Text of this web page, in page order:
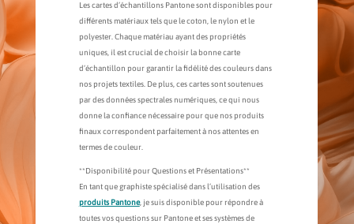
Les cartes d’échantillons Pantone sont disponibles pour
différents matériaux tels que le coton, le nylon et le
polyester. Chaque matériau ayant des propriétés
uniques, il est crucial de choisir la bonne carte
d’échantillon pour garantir la fidélité des couleurs dans
nos projets textiles. De plus, ces cartes sont soutenues
par des données spectrales numériques, ce qui nous
donne la confiance nécessaire pour que nos produits
finaux correspondent parfaitement à nos attentes en
termes de couleur.
**Disponibilité pour Questions et Présentations**
En tant que graphiste spécialisé dans l’utilisation des
produits Pantone, je suis disponible pour répondre à
toutes vos questions sur Pantone et ses systèmes de